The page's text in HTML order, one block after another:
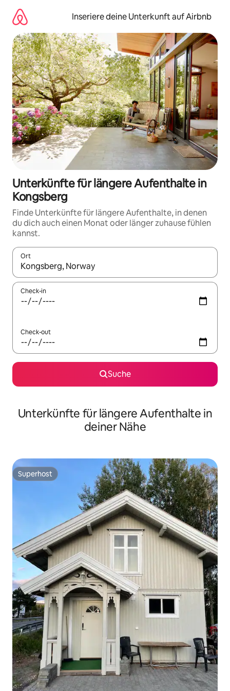
Inhalten
springen
Inseriere deine Unterkunft auf Airbnb
Unterkünfte für längere Aufenthalte in
Kongsberg
Finde Unterkünfte für längere Aufenthalte, in denen
du dich auch einen Monat oder länger zuhause fühlen
kannst.
Ort
Wenn Ergebnisse verfügbar sind, navigiere mit den
Check-in
Check-out
Suche
Unterkünfte für längere Aufenthalte in
deiner Nähe
Superhost
Superhost